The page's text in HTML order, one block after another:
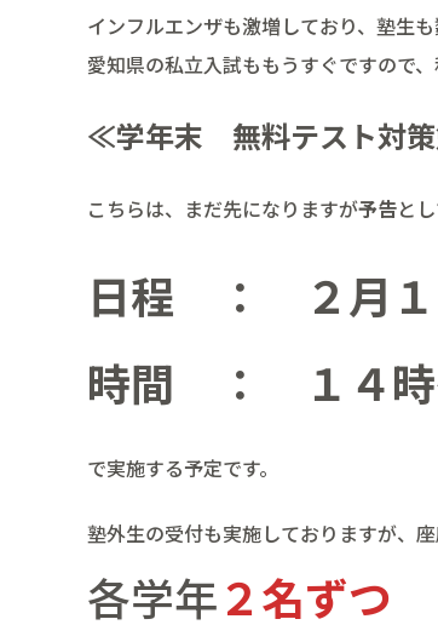
インフルエンザも激増しており、塾生も
愛知県の私立入試ももうすぐですので
≪学年末 無料テスト対
こちらは、まだ先になりますが予告と
日程 ： ２月１
時間 ： １４時
で実施する予定です。
塾外生の受付も実施しておりますが、座
各学年２名ずつ